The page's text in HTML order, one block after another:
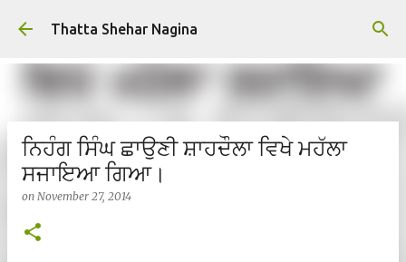
Skip to main content
Thatta Shehar Nagina
ਨਿਹੰਗ ਸਿੰਘ ਛਾਉਣੀ ਸ਼ਾਹਦੌਲਾ ਵਿਖੇ ਮਹੱਲਾ
ਸਜਾਇਆ ਗਿਆ।
on November 27, 2014